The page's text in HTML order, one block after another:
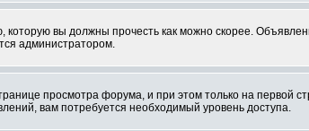
вы должны прочесть как можно скорее.
администратором.
просмотра форума, и при этом только на первой
вам потребуется необходимый уровень доступа.